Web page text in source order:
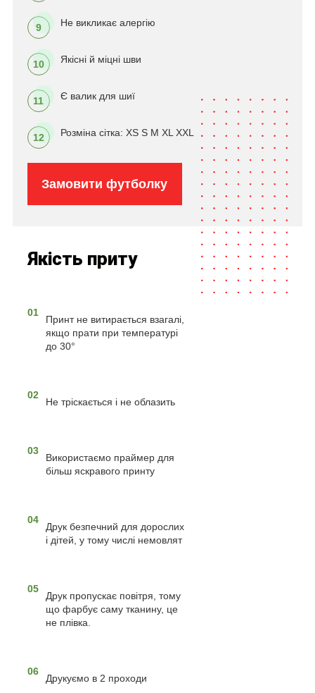
9 Не викликає алергію
10 Якісні й міцні шви
11 Є валик для шиї
12 Розміна сітка: XS S M XL XXL
Замовити футболку
Якість приту
01
Принт не витирається взагалі,
якщо прати при температурі
до 30°
02
Не тріскається і не облазить
03
Використаємо праймер для
більш яскравого принту
04
Друк безпечний для дорослих
і дітей, у тому числі немовлят
05
Друк пропускає повітря, тому
що фарбує саму тканину, це
не плівка.
06
Друкуємо в 2 проходи